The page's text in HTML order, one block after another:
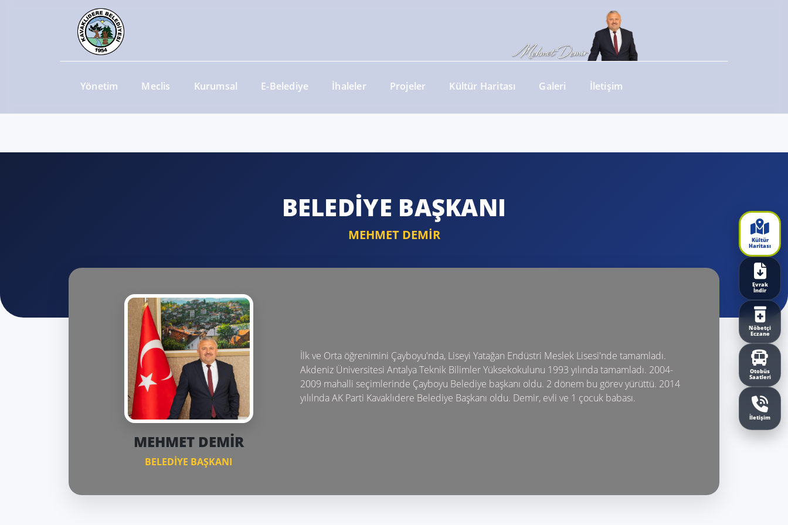
Yönetim Meclis Kurumsal E-Belediye İhaleler Projeler Kültür Haritası Galeri İletişim
Kültür
Haritası
Evrak
İndir
Nöbetçi
Eczane
Otobüs
Saatleri
İletişim
BELEDİYE BAŞKANI
MEHMET DEMİR
MEHMET DEMİR
BELEDİYE BAŞKANI
İlk ve Orta öğrenimini Çayboyu'nda, Liseyi Yatağan Endüstri Meslek Lisesi'nde tamamladı.
Akdeniz Üniversitesi Antalya Teknik Bilimler Yüksekokulunu 1993 yılında tamamladı. 2004-
2009 mahalli seçimlerinde Çayboyu Belediye başkanı oldu. 2 dönem bu görev yürüttü. 2014
yılılnda AK Parti Kavaklıdere Belediye Başkanı oldu. Demir, evli ve 1 çocuk babası.